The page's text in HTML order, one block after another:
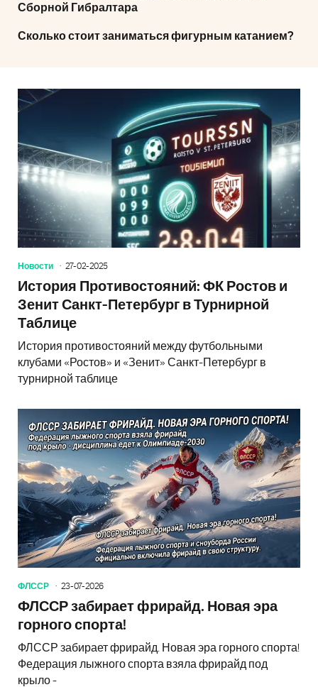
Сборной Гибралтара
Сколько стоит заниматься фигурным катанием?
Новости 27-02-2025
История Противостояний: ФК Ростов и
Зенит Санкт-Петербург в Турнирной
Таблице
История противостояний между футбольными
клубами «Ростов» и «Зенит» Санкт-Петербург в
турнирной таблице
ФЛССР 23-07-2026
ФЛССР забирает фрирайд. Новая эра
горного спорта!
ФЛССР забирает фрирайд. Новая эра горного спорта!
Федерация лыжного спорта взяла фрирайд под
крыло -